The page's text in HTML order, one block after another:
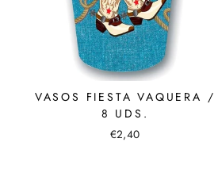
VASOS FIESTA VAQUERA /
8 UDS.
€2,40